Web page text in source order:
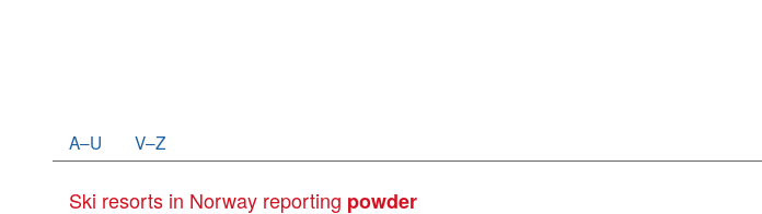
A–U V–Z
Ski resorts in Norway reporting powder